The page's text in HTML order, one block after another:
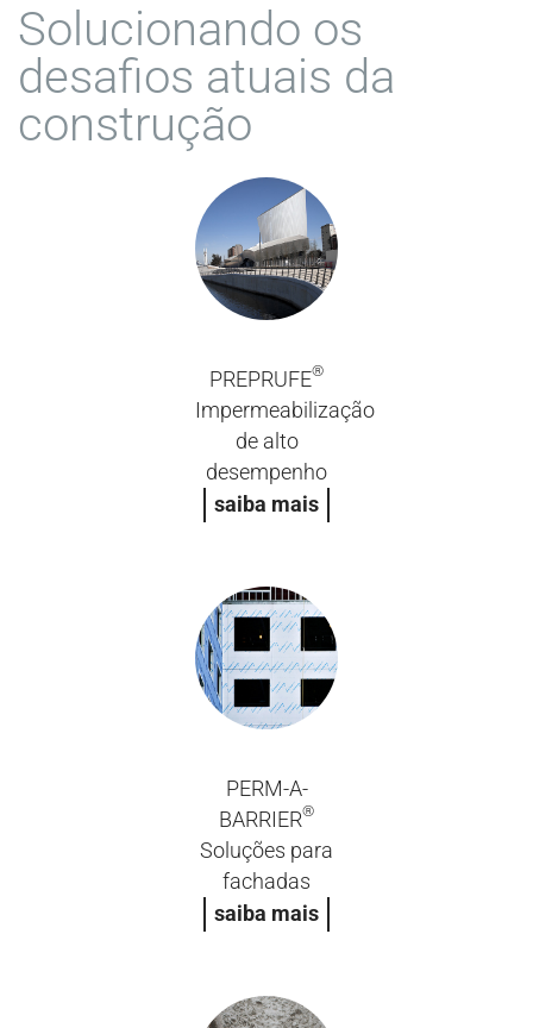
Solucionando os
desafios atuais da
construção
PREPRUFE®
Impermeabilização
de alto
desempenho
saiba mais
PERM-A-
BARRIER®
Soluções para
fachadas
saiba mais